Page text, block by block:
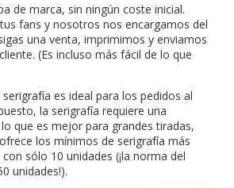
de marca, sin ningún coste inicial.
fans y nosotros nos encargamos del
una venta, imprimimos y enviamos
(Es incluso más fácil de lo que
es ideal para los pedidos al
la serigrafía requiere una
que es mejor para grandes tiradas,
los mínimos de serigrafía más
sólo 10 unidades (¡la norma del
unidades!).